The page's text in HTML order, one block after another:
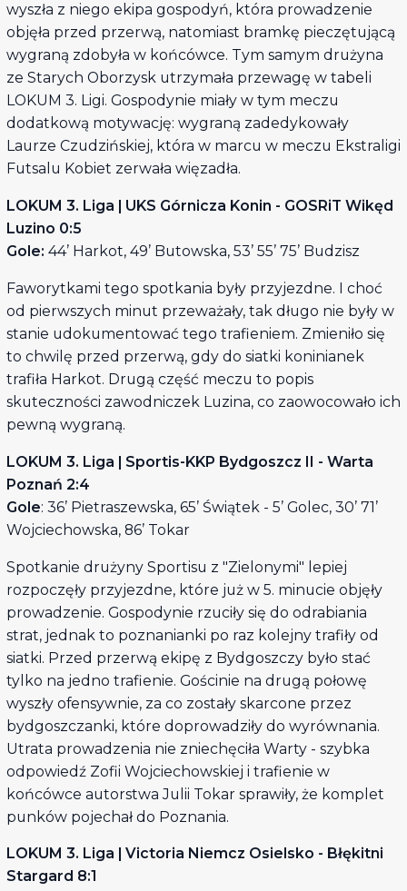
wyszła z niego ekipa gospodyń, która prowadzenie
objęła przed przerwą, natomiast bramkę pieczętującą
wygraną zdobyła w końcówce. Tym samym drużyna
ze Starych Oborzysk utrzymała przewagę w tabeli
LOKUM 3. Ligi. Gospodynie miały w tym meczu
dodatkową motywację: wygraną zadedykowały
Laurze Czudzińskiej, która w marcu w meczu Ekstraligi
Futsalu Kobiet zerwała więzadła.
LOKUM 3. Liga | UKS Górnicza Konin - GOSRiT Wikęd
Luzino 0:5
Gole: 44’ Harkot, 49’ Butowska, 53’ 55’ 75’ Budzisz
Faworytkami tego spotkania były przyjezdne. I choć
od pierwszych minut przeważały, tak długo nie były w
stanie udokumentować tego trafieniem. Zmieniło się
to chwilę przed przerwą, gdy do siatki koninianek
trafiła Harkot. Drugą część meczu to popis
skuteczności zawodniczek Luzina, co zaowocowało ich
pewną wygraną.
LOKUM 3. Liga | Sportis-KKP Bydgoszcz II - Warta
Poznań 2:4
Gole: 36’ Pietraszewska, 65’ Świątek - 5’ Golec, 30’ 71’
Wojciechowska, 86’ Tokar
Spotkanie drużyny Sportisu z "Zielonymi" lepiej
rozpoczęły przyjezdne, które już w 5. minucie objęły
prowadzenie. Gospodynie rzuciły się do odrabiania
strat, jednak to poznanianki po raz kolejny trafiły od
siatki. Przed przerwą ekipę z Bydgoszczy było stać
tylko na jedno trafienie. Gościnie na drugą połowę
wyszły ofensywnie, za co zostały skarcone przez
bydgoszczanki, które doprowadziły do wyrównania.
Utrata prowadzenia nie zniechęciła Warty - szybka
odpowiedź Zofii Wojciechowskiej i trafienie w
końcówce autorstwa Julii Tokar sprawiły, że komplet
punków pojechał do Poznania.
LOKUM 3. Liga | Victoria Niemcz Osielsko - Błękitni
Stargard 8:1